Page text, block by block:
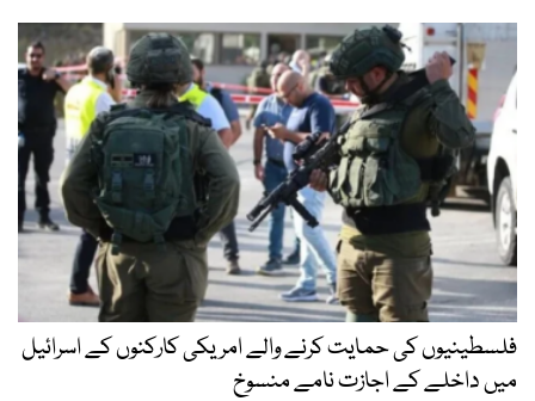
فلسطینیوں کی حمایت کرنے والے امریکی کارکنوں کے اسرائیل
میں داخلے کے اجازت نامے منسوخ